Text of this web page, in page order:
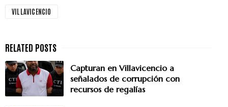
VILLAVICENCIO
Capturan en Villavicencio a
señalados de corrupción con
recursos de regalías